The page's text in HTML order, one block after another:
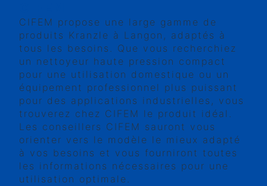
CIFEM propose une large gamme de
produits Kranzle à Langon, adaptés à
tous les besoins. Que vous recherchiez
un nettoyeur haute pression compact
pour une utilisation domestique ou un
équipement professionnel plus puissant
pour des applications industrielles, vous
trouverez chez CIFEM le produit idéal.
Les conseillers CIFEM sauront vous
orienter vers le modèle le mieux adapté
à vos besoins et vous fourniront toutes
les informations nécessaires pour une
utilisation optimale.